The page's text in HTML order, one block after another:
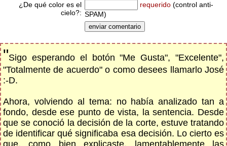
¿De qué color es el
cielo?:
requerido (control anti-
SPAM)
"Sigo esperando el botón "Me Gusta", "Excelente",
"Totalmente de acuerdo" o como desees llamarlo José
:-D.
Ahora, volviendo al tema: no había analizado tan a
fondo, desde ese punto de vista, la sentencia. Desde
que se conoció la decisión de la corte, estuve tratando
de identificar qué significaba esa decisión. Lo cierto es
que, como bien explicaste, lamentablemente las